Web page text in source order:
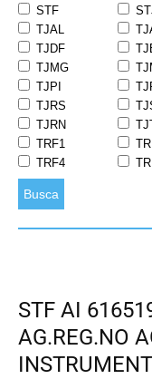
STF
TJAL
TJDF
TJMG
TJPI
TJRS
TJRN
TRF1
TRF4
Busca
STF AI
AG.REG.NO